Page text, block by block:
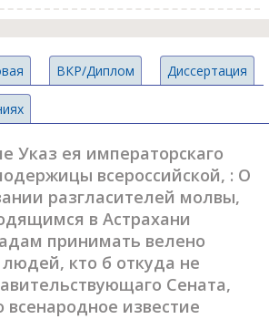
ВКР/Диплом Диссертация
Указ ея императорскаго
всероссийской, : О
разгласителей молвы,
в Астрахани
принимать велено
людей, кто б откуда не
Сената,
всенародное известие